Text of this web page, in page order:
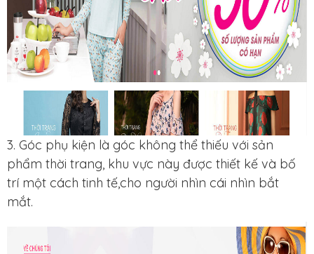
3. Góc phụ kiện là góc không thể thiếu với sản
phẩm thời trang, khu vực này được thiết kế và bố
trí một cách tinh tế,cho người nhìn cái nhìn bắt
mắt.